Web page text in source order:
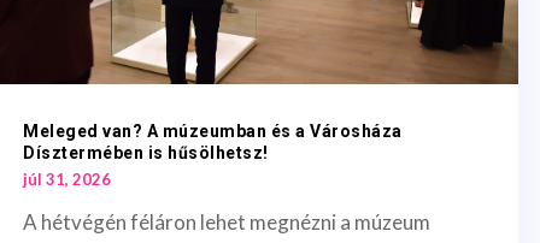
Meleged van? A múzeumban és a Városháza
Dísztermében is hűsölhetsz!
júl 31, 2026
A hétvégén féláron lehet megnézni a múzeum